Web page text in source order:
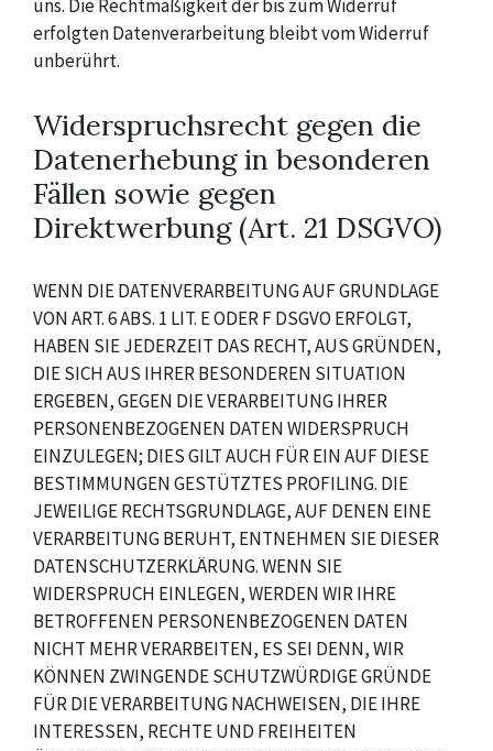
uns. Die Rechtmäßigkeit der bis zum Widerruf
erfolgten Datenverarbeitung bleibt vom Widerruf
unberührt.
Widerspruchsrecht gegen die
Datenerhebung in besonderen
Fällen sowie gegen
Direktwerbung (Art. 21 DSGVO)
WENN DIE DATENVERARBEITUNG AUF GRUNDLAGE
VON ART. 6 ABS. 1 LIT. E ODER F DSGVO ERFOLGT,
HABEN SIE JEDERZEIT DAS RECHT, AUS GRÜNDEN,
DIE SICH AUS IHRER BESONDEREN SITUATION
ERGEBEN, GEGEN DIE VERARBEITUNG IHRER
PERSONENBEZOGENEN DATEN WIDERSPRUCH
EINZULEGEN; DIES GILT AUCH FÜR EIN AUF DIESE
BESTIMMUNGEN GESTÜTZTES PROFILING. DIE
JEWEILIGE RECHTSGRUNDLAGE, AUF DENEN EINE
VERARBEITUNG BERUHT, ENTNEHMEN SIE DIESER
DATENSCHUTZERKLÄRUNG. WENN SIE
WIDERSPRUCH EINLEGEN, WERDEN WIR IHRE
BETROFFENEN PERSONENBEZOGENEN DATEN
NICHT MEHR VERARBEITEN, ES SEI DENN, WIR
KÖNNEN ZWINGENDE SCHUTZWÜRDIGE GRÜNDE
FÜR DIE VERARBEITUNG NACHWEISEN, DIE IHRE
INTERESSEN, RECHTE UND FREIHEITEN